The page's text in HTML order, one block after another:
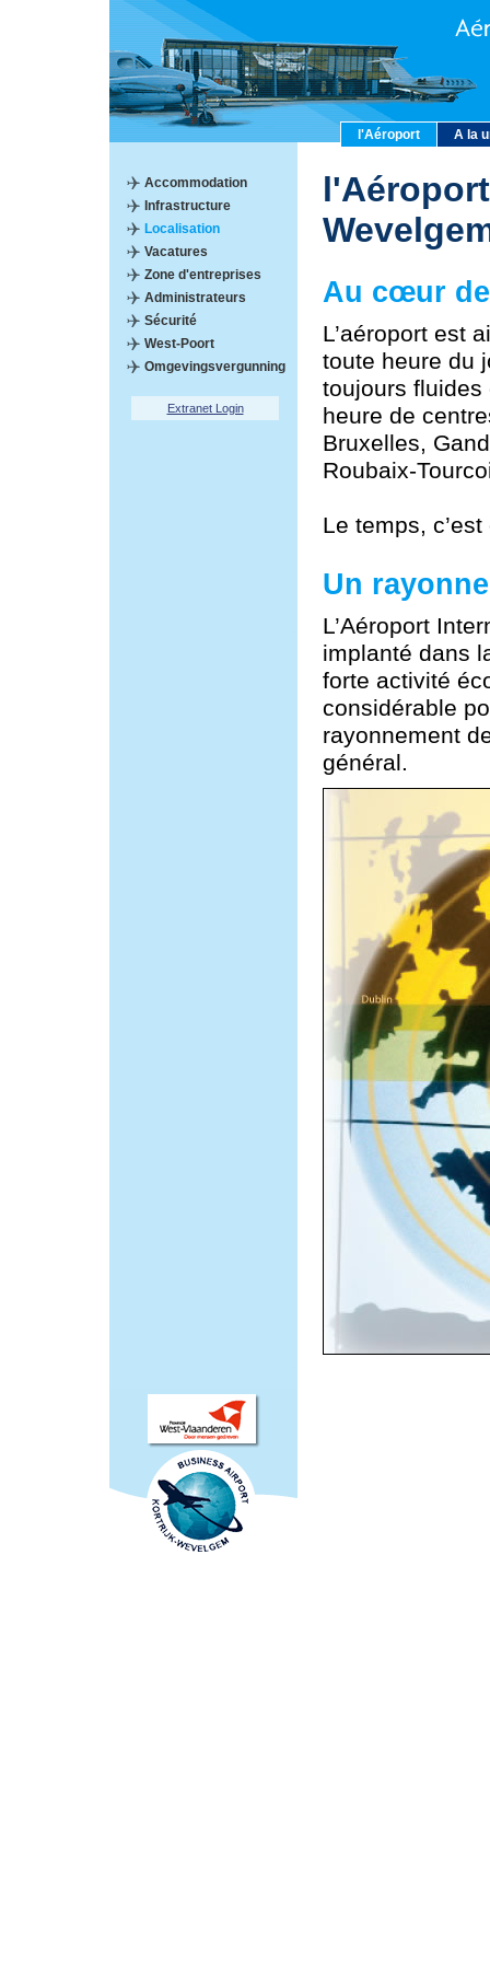
l'Aéroport A la
Accommodation
Infrastructure
Localisation
Vacatures
Zone d'entreprises
Administrateurs
Sécurité
West-Poort
Omgevingsvergunning
Extranet Login
Au cœur de
L’aéroport est
toute heure du
toujours fluides
heure de
Bruxelles,
Roubaix-
Le temps, c’est
Un
L’Aéroport
implanté dans
forte activité
considérable
rayonnement
général.